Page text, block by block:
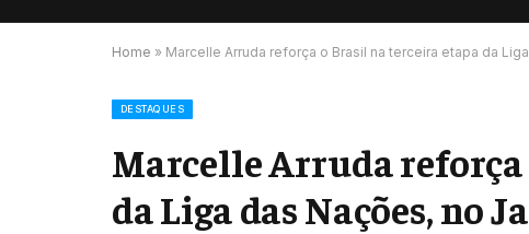
Home » Marcelle Arruda reforça o Brasil na terceira etapa da
DESTAQUES
Marcelle Arruda
da Liga das Nações, no